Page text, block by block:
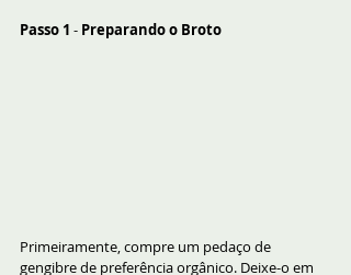
Passo 1 - Preparando o Broto
Primeiramente, compre um pedaço de
gengibre de preferência orgânico. Deixe-o em